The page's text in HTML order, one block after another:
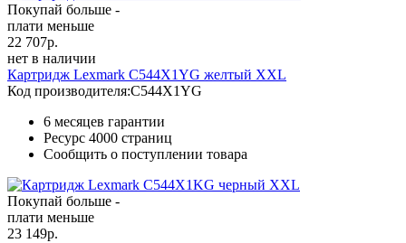
Покупай больше -
плати меньше
22 707р.
нет в наличии
Картридж Lexmark C544X1YG желтый XXL
Код производителя:C544X1YG
6 месяцев гарантии
Ресурс 4000 страниц
Сообщить о поступлении товара
Покупай больше -
плати меньше
23 149р.